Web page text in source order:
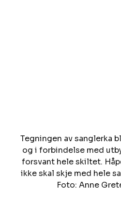
Tegningen av sanglerka
og i forbindelse med
forsvant hele skiltet.
ikke skal skje med hele
Foto: Anne